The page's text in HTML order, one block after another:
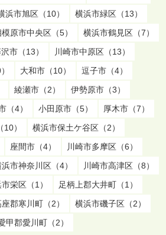
浜市旭区（10）
横浜市緑区（13）
原市中央区（5）
横浜市鶴見区（7）
市（13）
川崎市中原区（13）
大和市（10）
逗子市（4）
綾瀬市（2）
伊勢原市（3）
（4） 小田原市（5）
厚木市（7）
）
横浜市保土ケ谷区（2）
座間市（4）
川崎市多摩区（6）
市神奈川区（4）
川崎市高津区（8）
栄区（1）
足柄上郡大井町（1）
郡寒川町（2）
横浜市磯子区（2）
甲郡愛川町（2）